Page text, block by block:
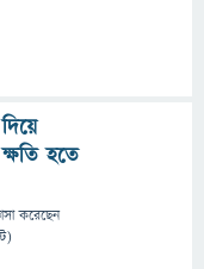
হতে
করেছেন